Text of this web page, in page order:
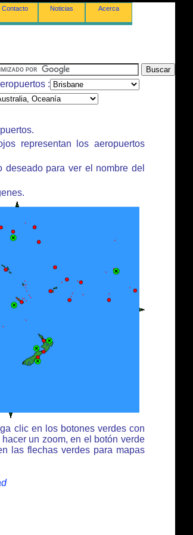
Contacto Noticias Acerca
:
representan los aeropuertos
deseado para ver el nombre del
clic en los botones verdes con
un zoom, en el botón verde
las flechas verdes para mapas